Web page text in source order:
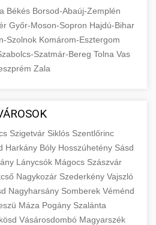
Békés Borsod-Abaúj-Zemplén
Győr-Moson-Sopron Hajdú-Bihar
Szolnok Komárom-Esztergom
Szatmár-Bereg Tolna Vas
Zala
Szigetvár Siklós Szentlőrinc
Harkány Bóly Hosszúhetény Sásd
Lánycsók Mágocs Szászvár
Nagykozár Szederkény Vajszló
Nagyharsány Somberek Véménd
Máza Pogány Szalánta
Vásárosdombó Magyarszék